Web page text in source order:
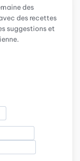
des
des recettes
suggestions et